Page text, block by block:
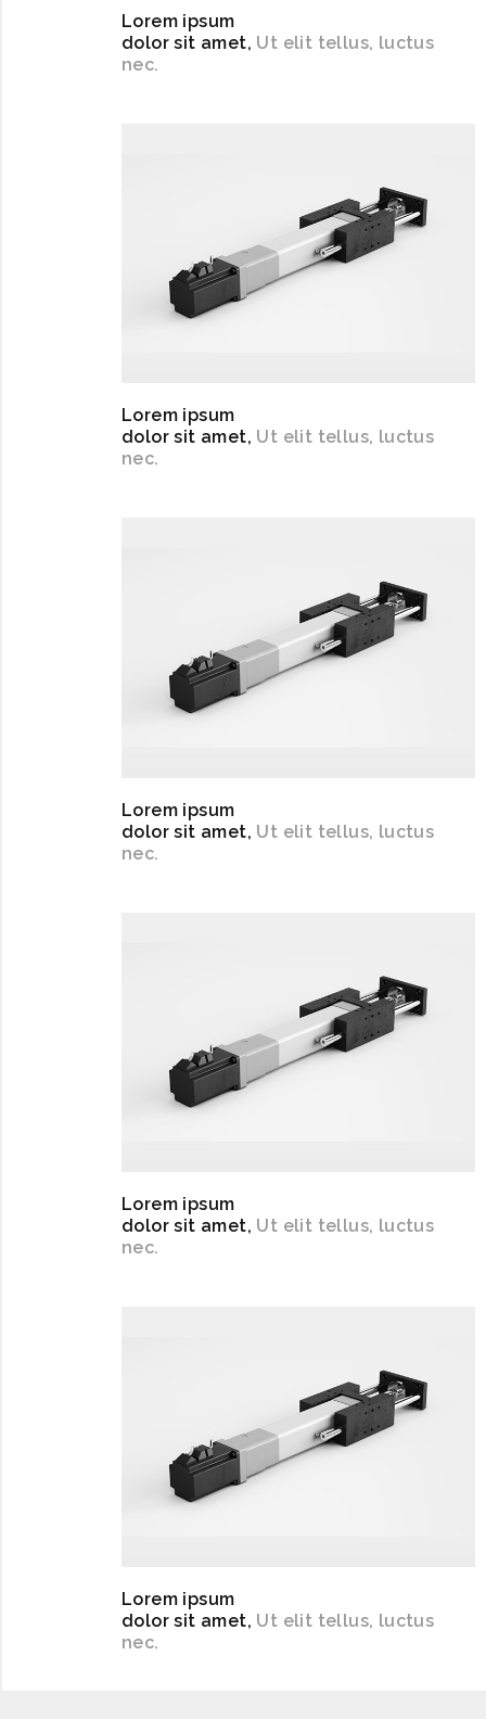
Lorem ipsum
dolor sit amet, Ut elit tellus, luctus
nec.
Lorem ipsum
dolor sit amet, Ut elit tellus, luctus
nec.
Lorem ipsum
dolor sit amet, Ut elit tellus, luctus
nec.
Lorem ipsum
dolor sit amet, Ut elit tellus, luctus
nec.
Lorem ipsum
dolor sit amet, Ut elit tellus, luctus
nec.